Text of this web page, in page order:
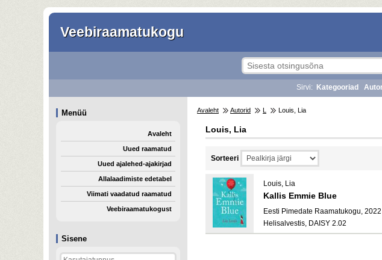
Veebiraamatukogu
Sisene
Sirvi: Kategooriad
Menüü
Avaleht
Uued raamatud
Uued ajalehed-ajakirjad
Allalaadimiste edetabel
Viimati vaadatud raamatud
Veebiraamatukogust
Avaleht Autorid L Louis, Lia
Louis, Lia
Sorteeri
Louis, Lia
Kallis Emmie Blue
Eesti Pimedate Raamatukogu, 2022
Helisalvestis, DAISY 2.02